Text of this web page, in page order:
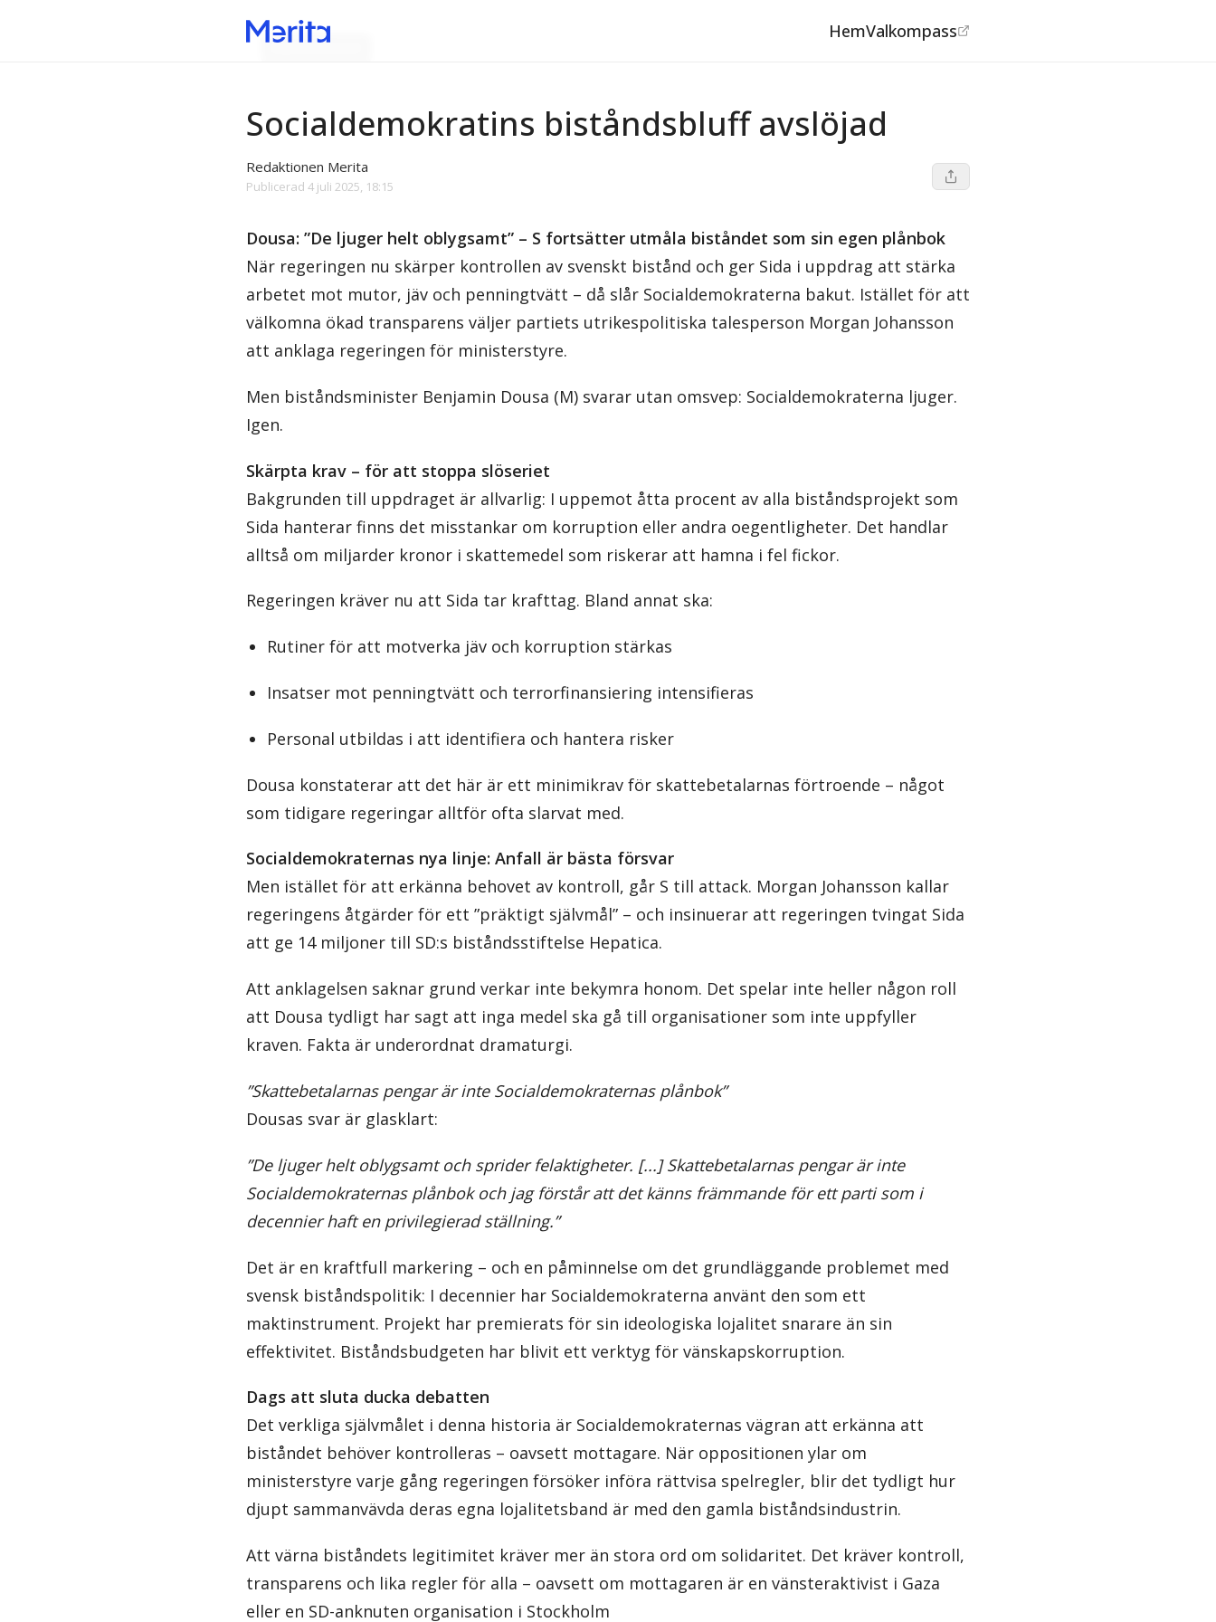
HemValkompass
Skatteslöseriet
Socialdemokratins biståndsbluff avslöjad
Redaktionen Merita
Publicerad 4 juli 2025, 18:15
Dousa: ”De ljuger helt oblygsamt” – S fortsätter utmåla biståndet som sin egen plånbok
När regeringen nu skärper kontrollen av svenskt bistånd och ger Sida i uppdrag att stärka
arbetet mot mutor, jäv och penningtvätt – då slår Socialdemokraterna bakut. Istället för att
välkomna ökad transparens väljer partiets utrikespolitiska talesperson Morgan Johansson
att anklaga regeringen för ministerstyre.
Men biståndsminister Benjamin Dousa (M) svarar utan omsvep: Socialdemokraterna ljuger.
Igen.
Skärpta krav – för att stoppa slöseriet
Bakgrunden till uppdraget är allvarlig: I uppemot åtta procent av alla biståndsprojekt som
Sida hanterar finns det misstankar om korruption eller andra oegentligheter. Det handlar
alltså om miljarder kronor i skattemedel som riskerar att hamna i fel fickor.
Regeringen kräver nu att Sida tar krafttag. Bland annat ska:
Rutiner för att motverka jäv och korruption stärkas
Insatser mot penningtvätt och terrorfinansiering intensifieras
Personal utbildas i att identifiera och hantera risker
Dousa konstaterar att det här är ett minimikrav för skattebetalarnas förtroende – något
som tidigare regeringar alltför ofta slarvat med.
Socialdemokraternas nya linje: Anfall är bästa försvar
Men istället för att erkänna behovet av kontroll, går S till attack. Morgan Johansson kallar
regeringens åtgärder för ett ”präktigt självmål” – och insinuerar att regeringen tvingat Sida
att ge 14 miljoner till SD:s biståndsstiftelse Hepatica.
Att anklagelsen saknar grund verkar inte bekymra honom. Det spelar inte heller någon roll
att Dousa tydligt har sagt att inga medel ska gå till organisationer som inte uppfyller
kraven. Fakta är underordnat dramaturgi.
”Skattebetalarnas pengar är inte Socialdemokraternas plånbok”
Dousas svar är glasklart:
”De ljuger helt oblygsamt och sprider felaktigheter. [...] Skattebetalarnas pengar är inte
Socialdemokraternas plånbok och jag förstår att det känns främmande för ett parti som i
decennier haft en privilegierad ställning.”
Det är en kraftfull markering – och en påminnelse om det grundläggande problemet med
svensk biståndspolitik: I decennier har Socialdemokraterna använt den som ett
maktinstrument. Projekt har premierats för sin ideologiska lojalitet snarare än sin
effektivitet. Biståndsbudgeten har blivit ett verktyg för vänskapskorruption.
Dags att sluta ducka debatten
Det verkliga självmålet i denna historia är Socialdemokraternas vägran att erkänna att
biståndet behöver kontrolleras – oavsett mottagare. När oppositionen ylar om
ministerstyre varje gång regeringen försöker införa rättvisa spelregler, blir det tydligt hur
djupt sammanvävda deras egna lojalitetsband är med den gamla biståndsindustrin.
Att värna biståndets legitimitet kräver mer än stora ord om solidaritet. Det kräver kontroll,
transparens och lika regler för alla – oavsett om mottagaren är en vänsteraktivist i Gaza
eller en SD-anknuten organisation i Stockholm